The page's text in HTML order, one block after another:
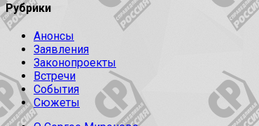
Рубрики
Анонсы
Заявления
Законопроекты
Встречи
События
Сюжеты